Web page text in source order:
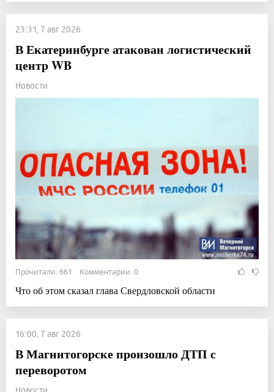
23:31, 7 авг 2026
В Екатеринбурге атакован логистический
центр WB
Новости
Прочитали: 661 Комментарии: 0
Что об этом сказал глава Свердловской области
16:00, 7 авг 2026
В Магнитогорске произошло ДТП с
переворотом
Новости